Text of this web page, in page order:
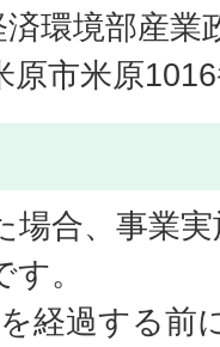
環境部産業
原市米原
場合、事業
。
経過する前